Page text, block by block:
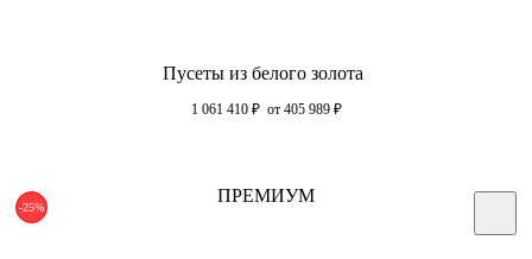
Пусеты из белого золота
1 061 410 ₽ от 405 989 ₽
-25%
ПРЕМИУМ